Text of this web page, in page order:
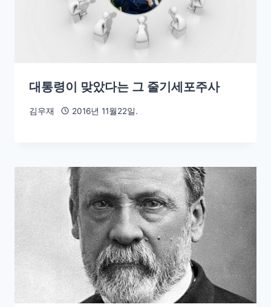
대통령이 맞았다는 그 줄기세포주사
김우재 2016년 11월22일.